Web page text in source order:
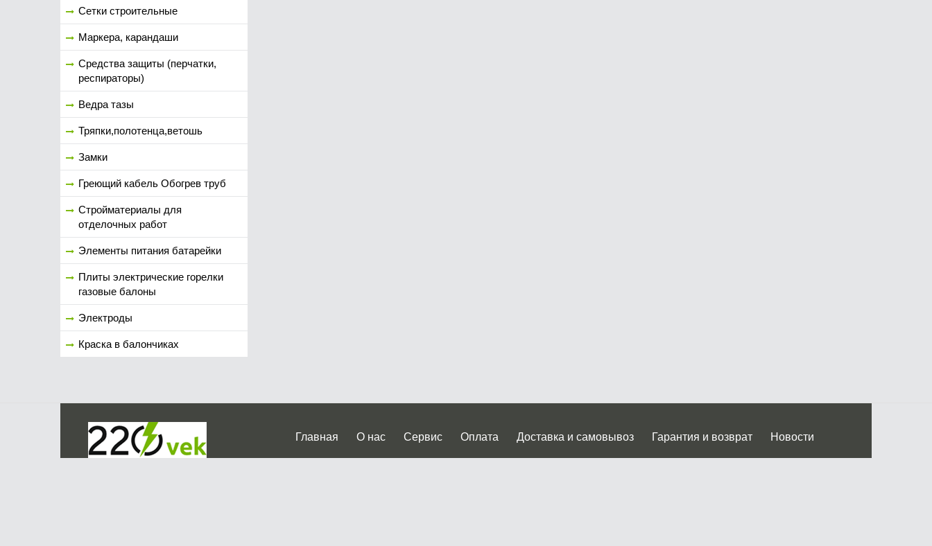
Сетки строительные
Маркера, карандаши
Средства защиты (перчатки,
респираторы)
Ведра тазы
Тряпки,полотенца,ветошь
Замки
Греющий кабель Обогрев труб
Стройматериалы для
отделочных работ
Элементы питания батарейки
Плиты электрические горелки
газовые балоны
Электроды
Краска в балончиках
Главная О нас Сервис Оплата Доставка и самовывоз Гарантия и возврат Новости